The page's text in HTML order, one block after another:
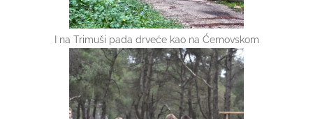
I na Trimuši pada drveće kao na Ćemovskom